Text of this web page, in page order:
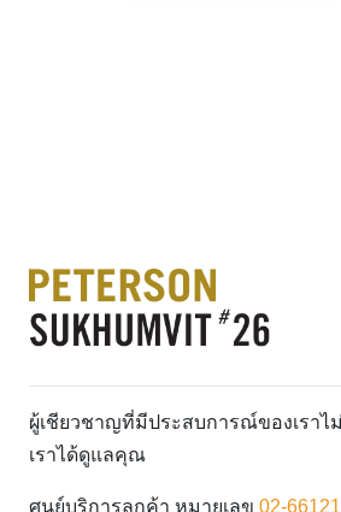
ผู้เชียวชาญที่มีประสบการณ์ของเรา
เราได้ดูแลคุณ
ศูนย์บริการลูกค้า หมายเลข 02-